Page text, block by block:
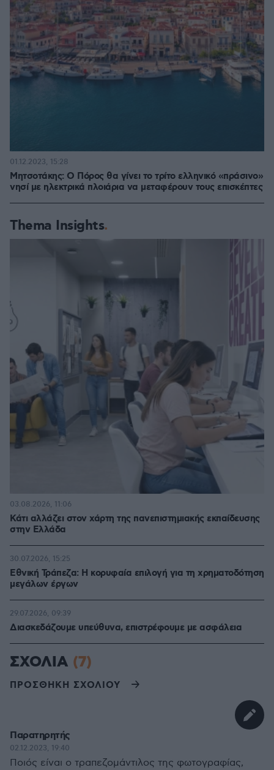
Μητσοτάκης: Ο Πόρος θα γίνει το τρίτο ελληνικό «πράσινο»
νησί με ηλεκτρικά πλοιάρια να μεταφέρουν τους επισκέπτες
01.12.2023, 15:28
Thema Insights
Κάτι αλλάζει στον χάρτη της πανεπιστημιακής εκπαίδευσης
στην Ελλάδα
03.08.2026, 11:06
Εθνική Τράπεζα: Η κορυφαία επιλογή για τη χρηματοδότηση
μεγάλων έργων
30.07.2026, 15:25
Διασκεδάζουμε υπεύθυνα, επιστρέφουμε με ασφάλεια
29.07.2026, 09:39
ΣΧΟΛΙΑ (7)
ΠΡΟΣΘΗΚΗ ΣΧΟΛΙΟΥ
Παρατηρητής
02.12.2023, 19:40
Ποιός είναι ο τραπεζομάντιλος της φωτογραφίας,